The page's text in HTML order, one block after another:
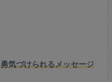
勇気づけられるメッセージ